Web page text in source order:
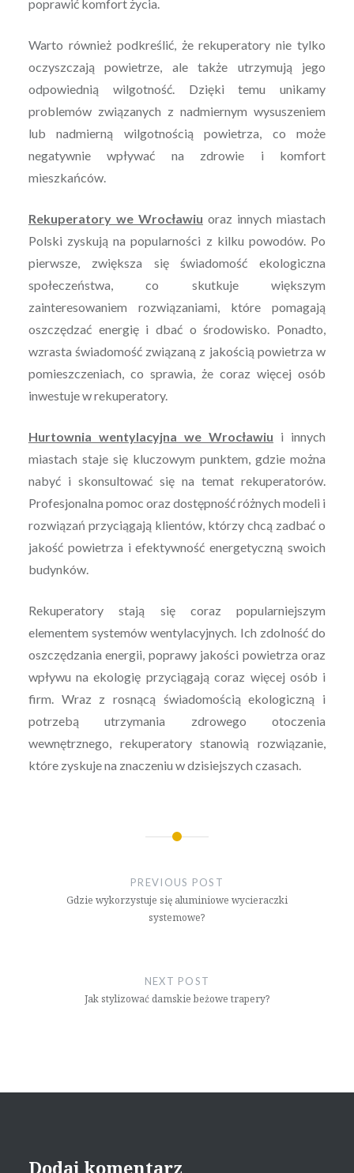
poprawić komfort życia.
Warto również podkreślić, że rekuperatory nie tylko
oczyszczają powietrze, ale także utrzymują jego
odpowiednią wilgotność. Dzięki temu unikamy
problemów związanych z nadmiernym wysuszeniem
lub nadmierną wilgotnością powietrza, co może
negatywnie wpływać na zdrowie i komfort
mieszkańców.
Rekuperatory we Wrocławiu oraz innych miastach
Polski zyskują na popularności z kilku powodów. Po
pierwsze, zwiększa się świadomość ekologiczna
społeczeństwa, co skutkuje większym
zainteresowaniem rozwiązaniami, które pomagają
oszczędzać energię i dbać o środowisko. Ponadto,
wzrasta świadomość związaną z jakością powietrza w
pomieszczeniach, co sprawia, że coraz więcej osób
inwestuje w rekuperatory.
Hurtownia wentylacyjna we Wrocławiu i innych
miastach staje się kluczowym punktem, gdzie można
nabyć i skonsultować się na temat rekuperatorów.
Profesjonalna pomoc oraz dostępność różnych modeli i
rozwiązań przyciągają klientów, którzy chcą zadbać o
jakość powietrza i efektywność energetyczną swoich
budynków.
Rekuperatory stają się coraz popularniejszym
elementem systemów wentylacyjnych. Ich zdolność do
oszczędzania energii, poprawy jakości powietrza oraz
wpływu na ekologię przyciągają coraz więcej osób i
firm. Wraz z rosnącą świadomością ekologiczną i
potrzebą utrzymania zdrowego otoczenia
wewnętrznego, rekuperatory stanowią rozwiązanie,
które zyskuje na znaczeniu w dzisiejszych czasach.
PREVIOUS POST
Gdzie wykorzystuje się aluminiowe wycieraczki
systemowe?
NEXT POST
Jak stylizować damskie beżowe trapery?
Dodaj komentarz